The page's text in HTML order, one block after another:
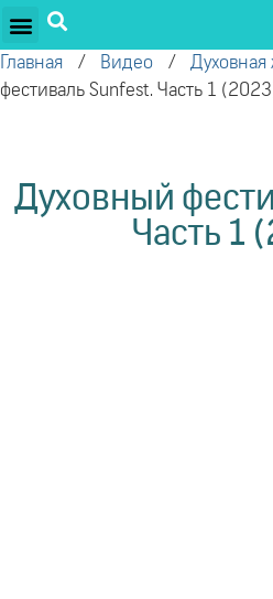
Главная / Видео / Духовная
фестиваль Sunfest. Часть 1
Духовный
Часть 1